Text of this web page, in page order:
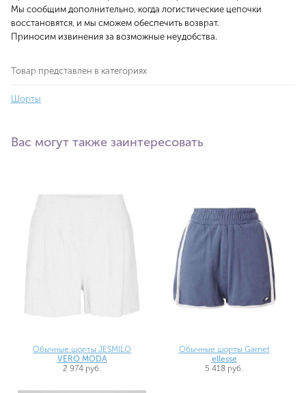
Мы сообщим дополнительно, когда логистические цепочки
восстановятся, и мы сможем обеспечить возврат.
Приносим извинения за возможные неудобства.
Товар представлен в категориях
Шорты
Вас могут также заинтересовать
Обычные шорты JESMILO
VERO MODA
2 974 руб.
Обычные шорты Garnet
ellesse
5 418 руб.